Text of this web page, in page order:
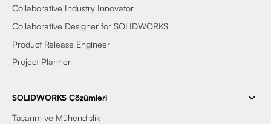
Collaborative Industry Innovator
Collaborative Designer for SOLIDWORKS
Product Release Engineer
Project Planner
SOLIDWORKS Çözümleri
Tasarım ve Mühendislik